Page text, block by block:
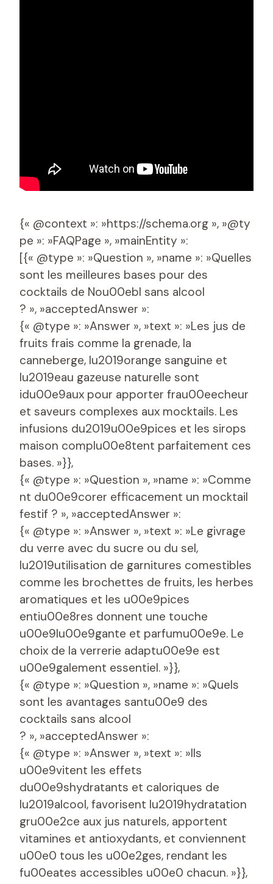
{« @context »: »https://schema.org », »@ty
pe »: »FAQPage », »mainEntity »:
[{« @type »: »Question », »name »: »Quelles
sont les meilleures bases pour des
cocktails de Nou00ebl sans alcool
? », »acceptedAnswer »:
{« @type »: »Answer », »text »: »Les jus de
fruits frais comme la grenade, la
canneberge, lu2019orange sanguine et
lu2019eau gazeuse naturelle sont
idu00e9aux pour apporter frau00eecheur
et saveurs complexes aux mocktails. Les
infusions du2019u00e9pices et les sirops
maison complu00e8tent parfaitement ces
bases. »}},
{« @type »: »Question », »name »: »Comme
nt du00e9corer efficacement un mocktail
festif ? », »acceptedAnswer »:
{« @type »: »Answer », »text »: »Le givrage
du verre avec du sucre ou du sel,
lu2019utilisation de garnitures comestibles
comme les brochettes de fruits, les herbes
aromatiques et les u00e9pices
entiu00e8res donnent une touche
u00e9lu00e9gante et parfumu00e9e. Le
choix de la verrerie adaptu00e9e est
u00e9galement essentiel. »}},
{« @type »: »Question », »name »: »Quels
sont les avantages santu00e9 des
cocktails sans alcool
? », »acceptedAnswer »:
{« @type »: »Answer », »text »: »Ils
u00e9vitent les effets
du00e9shydratants et caloriques de
lu2019alcool, favorisent lu2019hydratation
gru00e2ce aux jus naturels, apportent
vitamines et antioxydants, et conviennent
u00e0 tous les u00e2ges, rendant les
fu00eates accessibles u00e0 chacun. »}},